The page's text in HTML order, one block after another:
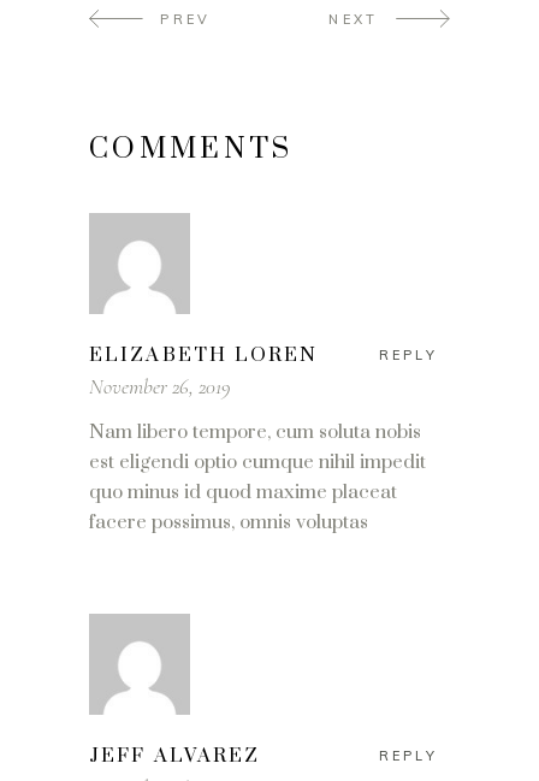
PREV NEXT
COMMENTS
ELIZABETH LOREN REPLY
November 26, 2019
Nam libero tempore, cum soluta nobis
est eligendi optio cumque nihil impedit
quo minus id quod maxime placeat
facere possimus, omnis voluptas
JEFF ALVAREZ REPLY